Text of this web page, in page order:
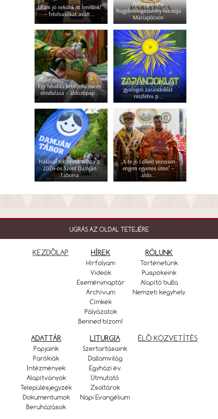
„Uram jó nekünk itt lennünk!”
– felolvasókat avatt...
Hétvégén lesz
Nagyboldogasszony búcsúja
Máriapócson
Egy hivatás beteljesülése és
elindulása – áldozópap...
Íme a 2026-os ifjúsági
gyalogos zarándoklat
részletes p...
Hálával tekintünk vissza a
2026-os Szent Damján
Táborra
„A te jó Lelked vezessen
engem egyenes úton” –
áldo...
UGRÁS AZ OLDAL TETEJÉRE
KEZDŐLAP HÍREK
Hírfolyam
Videók
Eseménynaptár
Archívum
Címkék
Pályázatok
Benned bízom!
RÓLUNK
Történetünk
Püspökeink
Alapító bulla
Nemzeti kegyhely
ADATTÁR
Papjaink
Parókiák
Intézmények
Alapítványok
Településjegyzék
Dokumentumok
Beruházások
LITURGIA
Szertartásaink
Dallamvilág
Egyházi év
Útmutató
Zsoltárok
Napi Evangélium
ÉLŐ KÖZVETÍTÉS